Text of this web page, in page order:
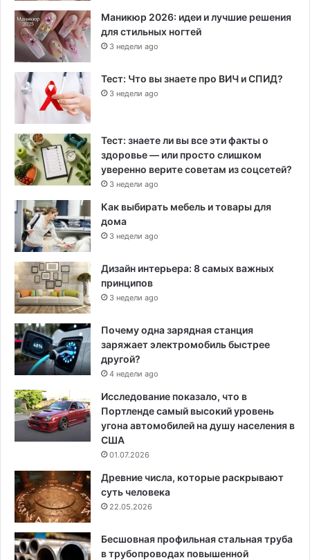
Маникюр 2026: идеи и лучшие решения
для стильных ногтей
3 недели ago
Тест: Что вы знаете про ВИЧ и СПИД?
3 недели ago
Тест: знаете ли вы все эти факты о
здоровье — или просто слишком
уверенно верите советам из соцсетей?
3 недели ago
Как выбирать мебель и товары для
дома
3 недели ago
Дизайн интерьера: 8 самых важных
принципов
3 недели ago
Почему одна зарядная станция
заряжает электромобиль быстрее
другой?
4 недели ago
Исследование показало, что в
Портленде самый высокий уровень
угона автомобилей на душу населения в
США
01.07.2026
Древние числа, которые раскрывают
суть человека
22.05.2026
Бесшовная профильная стальная труба
в трубопроводах повышенной